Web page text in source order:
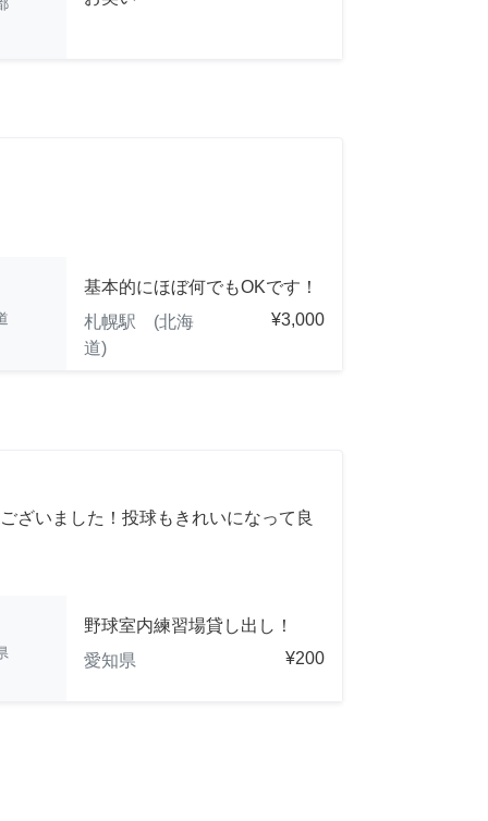
基本的にほぼ何でもOKです！
札幌駅 (北海
道)
¥3,000
ざいました！投球もきれいになって良
野球室内練習場貸し出し！
愛知県
¥200